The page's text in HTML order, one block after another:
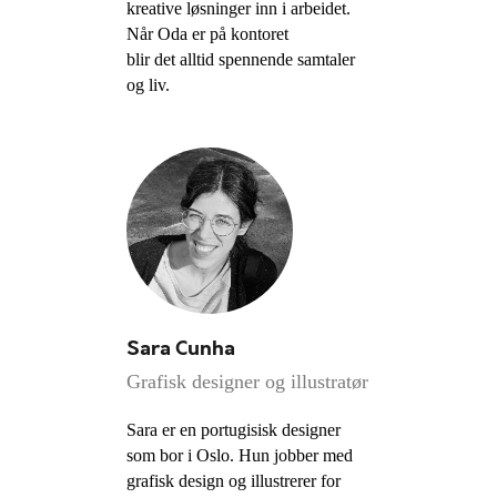
kreative løsninger inn i arbeidet.
Når Oda er på kontoret
blir det alltid spennende samtaler
og liv.
Sara Cunha
Grafisk designer og illustratør
Sara er en portugisisk designer
som bor i Oslo. Hun jobber med
grafisk design og illustrerer for